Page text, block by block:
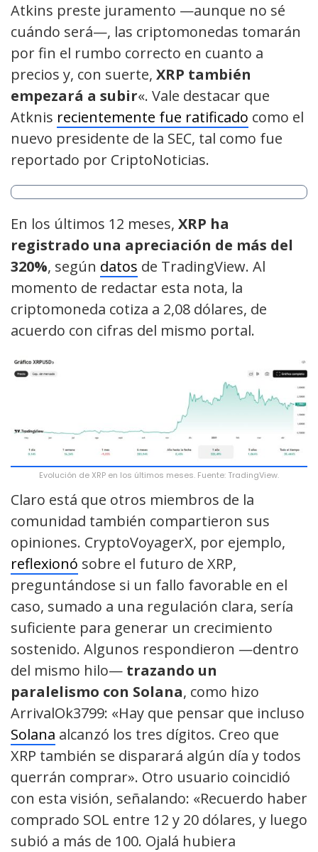
Atkins preste juramento —aunque no sé
cuándo será—, las criptomonedas tomarán
por fin el rumbo correcto en cuanto a
precios y, con suerte, XRP también
empezará a subir«. Vale destacar que
Atknis recientemente fue ratificado como el
nuevo presidente de la SEC, tal como fue
reportado por CriptoNoticias.
En los últimos 12 meses, XRP ha
registrado una apreciación de más del
320%, según datos de TradingView. Al
momento de redactar esta nota, la
criptomoneda cotiza a 2,08 dólares, de
acuerdo con cifras del mismo portal.
Evolución de XRP en los últimos meses. Fuente: TradingView.
Claro está que otros miembros de la
comunidad también compartieron sus
opiniones. CryptoVoyagerX, por ejemplo,
reflexionó sobre el futuro de XRP,
preguntándose si un fallo favorable en el
caso, sumado a una regulación clara, sería
suficiente para generar un crecimiento
sostenido. Algunos respondieron —dentro
del mismo hilo— trazando un
paralelismo con Solana, como hizo
ArrivalOk3799: «Hay que pensar que incluso
Solana alcanzó los tres dígitos. Creo que
XRP también se disparará algún día y todos
querrán comprar». Otro usuario coincidió
con esta visión, señalando: «Recuerdo haber
comprado SOL entre 12 y 20 dólares, y luego
subió a más de 100. Ojalá hubiera